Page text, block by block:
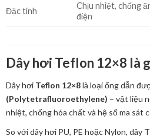
Đặc tính
Chịu nhiệt, chống
điện
Dây hơi Teflon 12×8 là
Dây hơi Teflon 12×8là loại ống dẫn
(Polytetrafluoroethylene) – vật liệu
nhiệt, chống hóa chất và hệ số ma sát
So với dây hơi PU, PE hoặc Nylon, dây